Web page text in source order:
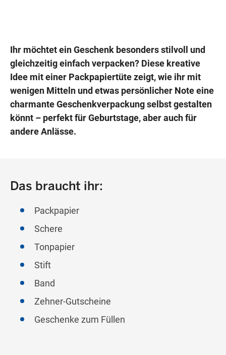
Ihr möchtet ein Geschenk besonders stilvoll und
gleichzeitig einfach verpacken? Diese kreative
Idee mit einer Packpapiertüte zeigt, wie ihr mit
wenigen Mitteln und etwas persönlicher Note eine
charmante Geschenkverpackung selbst gestalten
könnt – perfekt für Geburtstage, aber auch für
andere Anlässe.
Das braucht ihr:
Packpapier
Schere
Tonpapier
Stift
Band
Zehner-Gutscheine
Geschenke zum Füllen